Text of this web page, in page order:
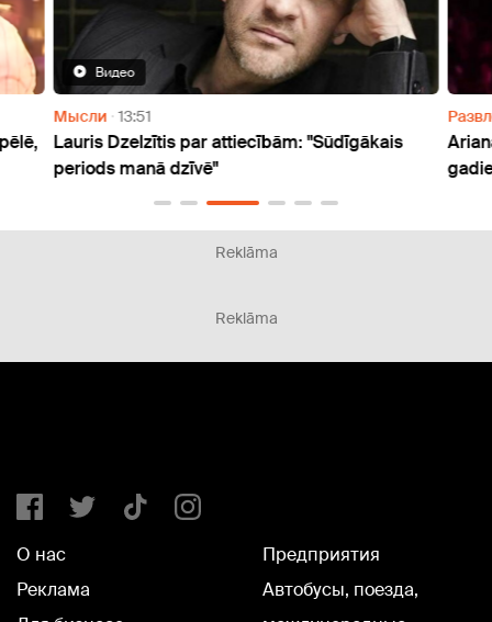
Видео
Мысли 13:51
Lauris Dzelzītis par attiecībām: "Sūdīgākais
periods manā dzīvē"
Reklāma
Reklāma
О нас
Реклама
Предприятия
Автобусы, поезда,